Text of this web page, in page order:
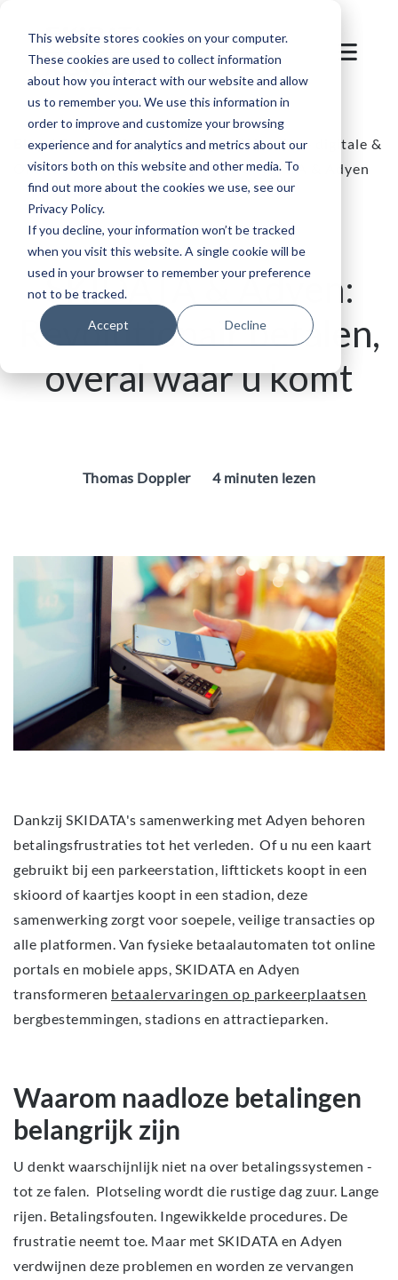
This website stores cookies on your computer.
These cookies are used to collect information
about how you interact with our website and allow
us to remember you. We use this information in
order to improve and customize your browsing
experience and for analytics and metrics about our
visitors both on this website and other media. To
find out more about the cookies we use, see our
Privacy Policy.
If you decline, your information won’t be tracked
when you visit this website. A single cookie will be
used in your browser to remember your preference
not to be tracked.
Accept Decline
Blog /Bestemming in de bergen /Naadloze digitale &
Onsite betalingsoplossingen van SKIDATA & Adyen
SKIDATA & Adyen:
Revolutionair betalen,
overal waar u komt
Thomas Doppler 4 minuten lezen
Dankzij SKIDATA's samenwerking met Adyen behoren
betalingsfrustraties tot het verleden. Of u nu een kaart
gebruikt bij een parkeerstation, lifttickets koopt in een
skioord of kaartjes koopt in een stadion, deze
samenwerking zorgt voor soepele, veilige transacties op
alle platformen. Van fysieke betaalautomaten tot online
portals en mobiele apps, SKIDATA en Adyen
transformeren betaalervaringen op parkeerplaatsen
bergbestemmingen, stadions en attractieparken.
Waarom naadloze betalingen
belangrijk zijn
U denkt waarschijnlijk niet na over betalingssystemen -
tot ze falen. Plotseling wordt die rustige dag zuur. Lange
rijen. Betalingsfouten. Ingewikkelde procedures. De
frustratie neemt toe. Maar met SKIDATA en Adyen
verdwijnen deze problemen en worden ze vervangen